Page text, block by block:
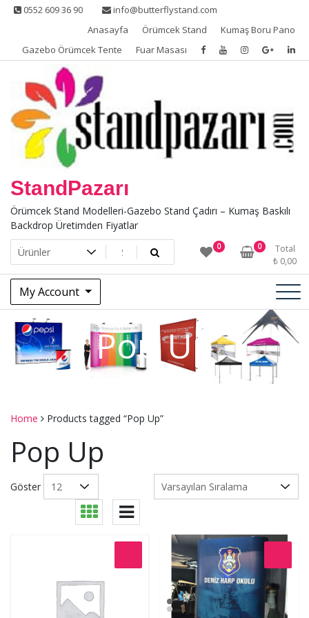
Skip 0552 609 36 90
info@butterflystand.com
Anasayfa
Örümcek Stand
Kumaş Boru Pano
Gazebo Örümcek Tente
Fuar Masası
StandPazarı
Örümcek Stand Modelleri-Gazebo Stand Çadırı – Kumaş Baskılı
Backdrop Üretimden Fiyatlar
0 0
Total
₺ 0,00
My Account
Pop Up
Home Products tagged “Pop Up”
Pop Up
Göster